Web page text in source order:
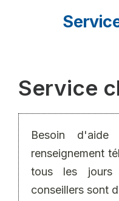
Service
Besoin
renseignement
tous les
conseillers sont